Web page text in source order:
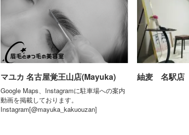
マユカ 名古屋覚王山店(Mayuka)
Google Maps、Instagramに駐車場への案内
動画を掲載しております。
Instagram[@mayuka_kakuouzan]
紬麦 名駅店